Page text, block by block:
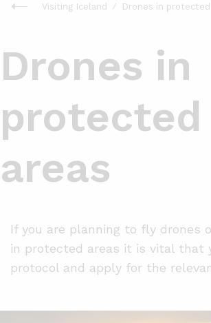
Visiting Iceland Drones in protected
Drones in
protected
areas
If you are planning to fly drones
in protected areas it is vital that
protocol and apply for the